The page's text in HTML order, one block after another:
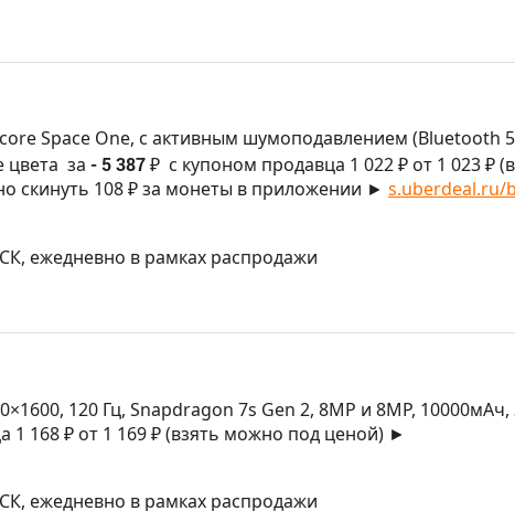
Space One, с активным шумоподавлением (Bluetooth
цвета за - 5 387 ₽ с купоном продавца 1 022 ₽ от 1 023 ₽
скинуть 108 ₽ за монеты в приложении ► s.uberdeal.ru/
ежедневно в рамках распродажи
120 Гц, Snapdragon 7s Gen 2, 8MP и 8MP, 10000мАч,
1 168 ₽ от 1 169 ₽ (взять можно под ценой) ►
ежедневно в рамках распродажи